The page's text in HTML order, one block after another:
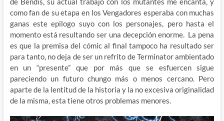
como fan de su etapa en los Vengadores esperaba con muchas
ganas este epilogo suyo con los personajes, pero hasta el
momento está resultando ser una decepción enorme. La pena
es que la premisa del cómic al final tampoco ha resultado ser
para tanto, no deja de ser un refrito de Terminator ambientado
en un “presente” que por más que se esfuercen sigue
pareciendo un futuro chungo más o menos cercano. Pero
aparte de la lentitud de la historia y la no excesiva originalidad
de la misma, esta tiene otros problemas menores.